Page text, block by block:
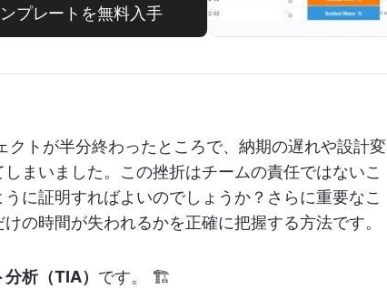
プレートを無料入手
クトが半分終わったところで、納期の遅れや設計変
まいました。この挫折はチームの責任ではないこ
に証明すればよいのでしょうか？さらに重要なこ
の時間が失われるかを正確に把握する方法です。
析（TIA） です。 🏗️